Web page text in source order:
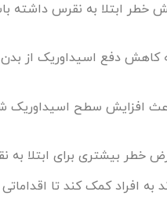
خطر ابتلا به نقرس داشته
کاهش دفع اسیداوریک از
افزایش سطح اسیداوریک
خطر بیشتری برای ابتلا
افراد کمک کند تا